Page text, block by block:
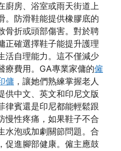
廚房、浴室或雨天街道上
。防滑鞋能提供橡膠底的
骨折或頭部傷害。對於聘
正確選擇鞋子能提升護理
活自理能力。這不僅減少
療費用。GA專業家傭的僱
傭 ，讓她們熟練掌握老人
供中文、英文和印尼文版
律賓還是印尼都能輕鬆跟
慢性疼痛，如果鞋子不合
水泡或加劇關節問題。合
促進腳部健康。僱主應鼓